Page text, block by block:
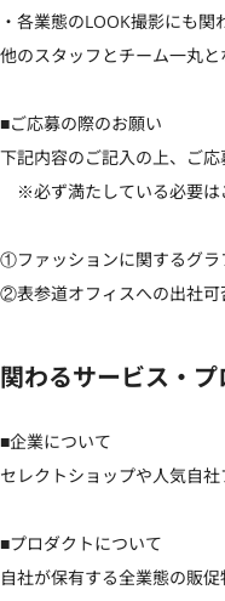
・各業態のLOOK撮影にも
他のスタッフとチーム一丸
■ご応募の際のお願い
下記内容のご記入の上、ご応
※必ず満たしている必要は
①ファッションに関するグラ
②表参道オフィスへの出社可
関わるサービス・プ
■企業について
セレクトショップや人気自社
■プロダクトについて
自社が保有する全業態の販促